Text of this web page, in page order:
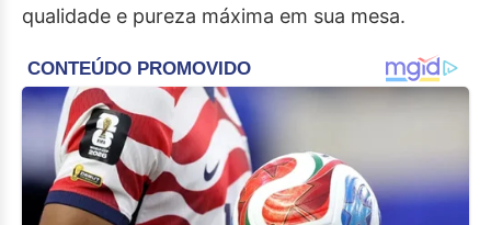
qualidade e pureza máxima em sua mesa.